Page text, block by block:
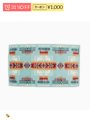
31%OFF ¥1,000